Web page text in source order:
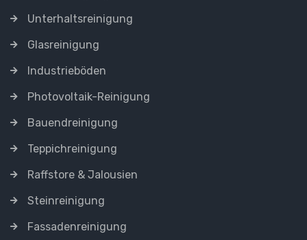
Unterhaltsreinigung
Glasreinigung
Industrieböden
Photovoltaik-Reinigung
Bauendreinigung
Teppichreinigung
Raffstore & Jalousien
Steinreinigung
Fassadenreinigung